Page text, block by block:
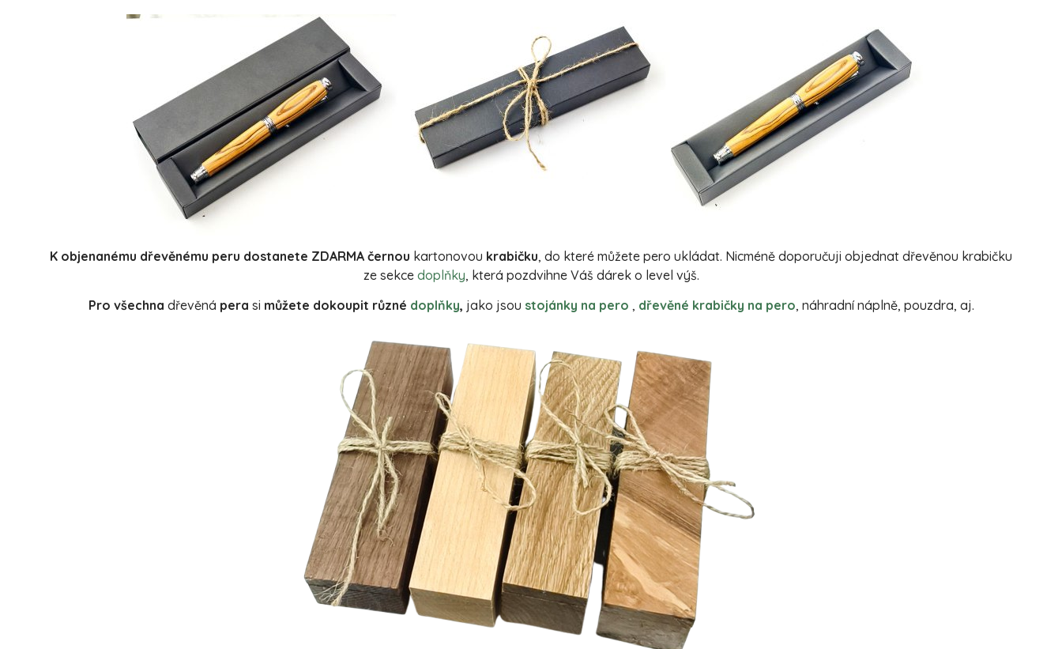
K objenanému dřevěnému peru dostanete ZDARMA černou kartonovou krabičku, do které můžete pero ukládat. Nicméně doporučuji objednat dřevěnou krabičku
ze sekce doplňky, která pozdvihne Váš dárek o level výš.
Pro všechna dřevěná pera si můžete dokoupit různé doplňky, jako jsou stojánky na pero , dřevěné krabičky na pero, náhradní náplně, pouzdra, aj.